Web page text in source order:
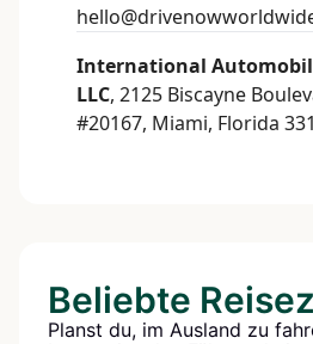
International
LLC, 2125 Biscayne
#20167, Miami, Florida
Beliebte
Planst du, im Ausland zu